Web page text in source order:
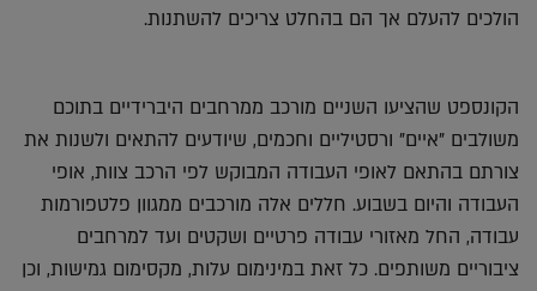
הולכים להעלם אך הם בהחלט צריכים להשתנות.
הקונספט שהציעו השניים מורכב ממרחבים היברידיים בתוכם
משולבים "איים" ורסטיליים וחכמים, שיודעים להתאים ולשנות את
צורתם בהתאם לאופי העבודה המבוקש לפי הרכב צוות, אופי
העבודה והיום בשבוע. חללים אלה מורכבים ממגוון פלטפורמות
עבודה, החל מאזורי עבודה פרטיים ושקטים ועד למרחבים
ציבוריים משותפים. כל זאת במינימום עלות, מקסימום גמישות, וכן